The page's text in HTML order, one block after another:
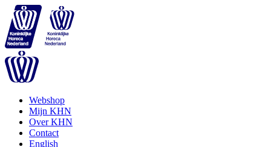
Webshop
Mijn KHN
Over KHN
Contact
English